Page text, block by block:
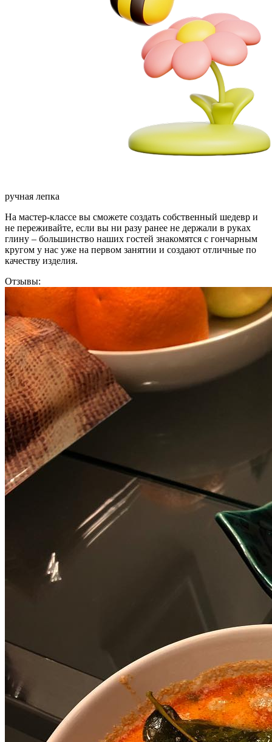
ручная лепка
На мастер-классе вы сможете создать собственный шедевр и
не переживайте, если вы ни разу ранее не держали в руках
глину – большинство наших гостей знакомятся с гончарным
кругом у нас уже на первом занятии и создают отличные по
качеству изделия.
Отзывы: